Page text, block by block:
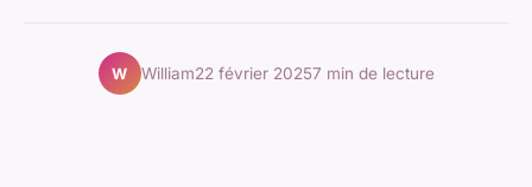
W William22 février 20257 min de lecture